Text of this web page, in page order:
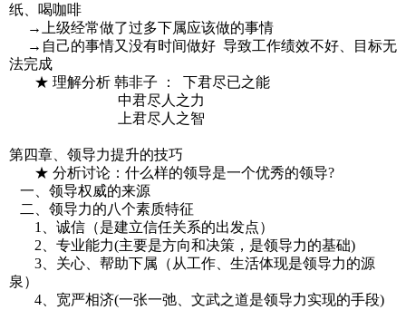
纸、喝咖啡
→上级经常做了过多下属应该做的事情
→自己的事情又没有时间做好 导致工作绩效不好、目标无
法完成
★ 理解分析 韩非子 ： 下君尽已之能
中君尽人之力
上君尽人之智
第四章、领导力提升的技巧
★ 分析讨论：什么样的领导是一个优秀的领导?
一、领导权威的来源
二、领导力的八个素质特征
1、诚信（是建立信任关系的出发点）
2、专业能力(主要是方向和决策，是领导力的基础)
3、关心、帮助下属（从工作、生活体现是领导力的源
泉）
4、宽严相济(一张一弛、文武之道是领导力实现的手段)